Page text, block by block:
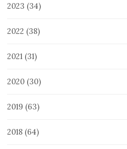
2023 (34)
2022 (38)
2021 (31)
2020 (30)
2019 (63)
2018 (64)